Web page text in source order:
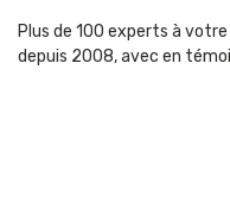
Plus de 100 experts à
depuis 2008, avec en